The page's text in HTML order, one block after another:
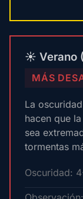
☀️ Verano
MÁS
La
hacen que
sea
tormentas
Oscuridad: